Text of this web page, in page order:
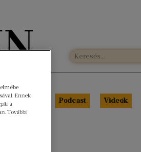
Libri Portré Podcast Videók
Ennek
a
További